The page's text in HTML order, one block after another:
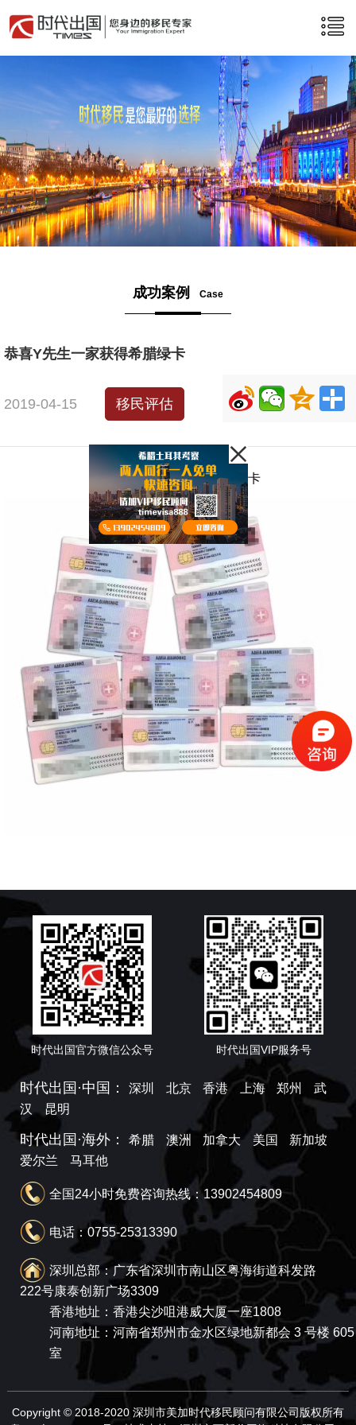
成功案例 Case
恭喜Y先生一家获得希腊绿卡
2019-04-15 移民评估
恭喜Y先生一家获得希腊绿卡
时代出国官方微信公众号 时代出国VIP服务号
时代出国·中国： 深圳 北京 香港 上海 郑州
武
汉
昆明
时代出国·海外： 希腊 澳洲 加拿大 美国
新加坡
爱尔兰
马耳他
全国24小时免费咨询热线：13902454809
电话：0755-25313390
深圳总部：广东省深圳市南山区粤海街道科发路
222号康泰创新广场3309
香港地址：香港尖沙咀港威大厦一座1808
河南地址：河南省郑州市金水区绿地新都会 3 号楼 605
室
Copyright © 2018-2020 深圳市美加时代移民顾问有限公司版权所有